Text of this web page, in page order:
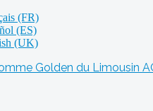
Golden du Limousin